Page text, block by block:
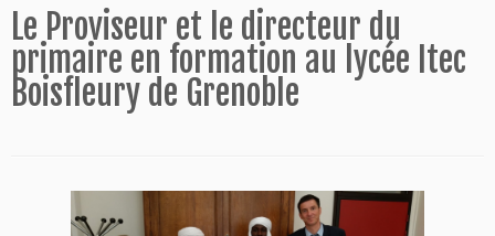
au
contenu
Le Proviseur et le directeur du
primaire en formation au lycée Itec
Boisfleury de Grenoble